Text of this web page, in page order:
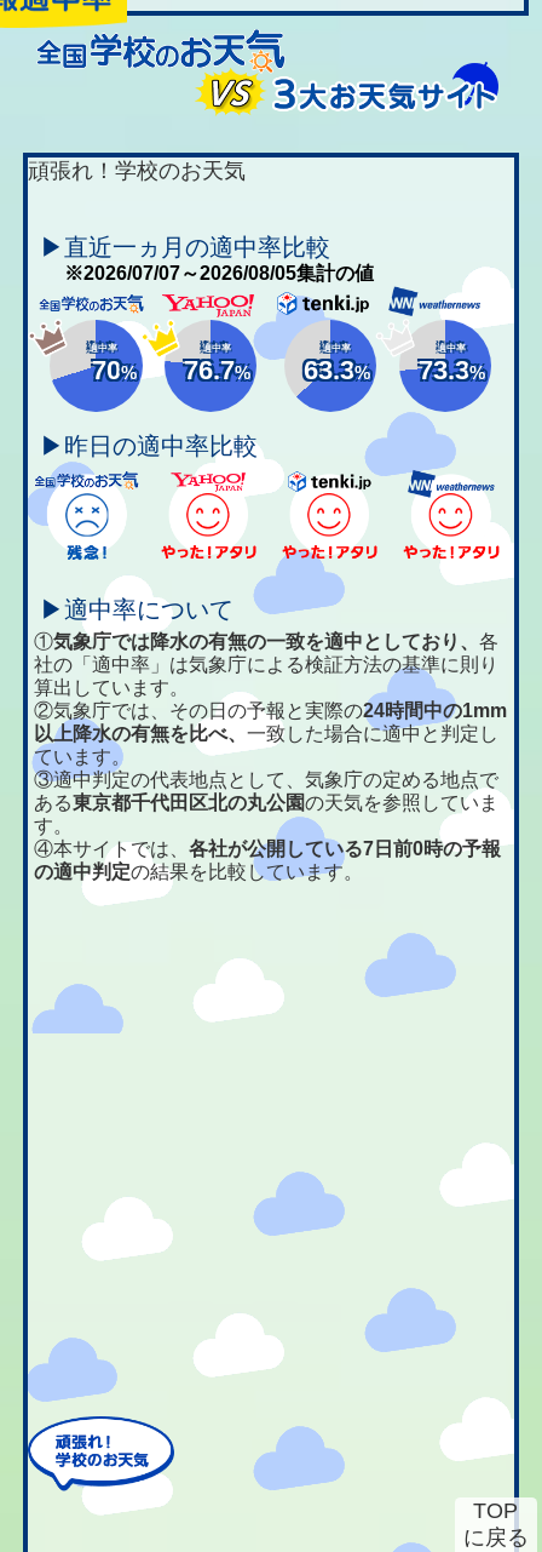
頑張れ！学校のお天気
▶直近一ヵ月の適中率比較
※2026/07/07～2026/08/05集計の値
適中率
70%
適中率
76.7%
適中率
63.3%
適中率
73.3%
▶昨日の適中率比較
▶適中率について
①気象庁では降水の有無の一致を適中としており、各
社の「適中率」は気象庁による検証方法の基準に則り
算出しています。
②気象庁では、その日の予報と実際の24時間中の1mm
以上降水の有無を比べ、一致した場合に適中と判定し
ています。
③適中判定の代表地点として、気象庁の定める地点で
ある東京都千代田区北の丸公園の天気を参照していま
す。
④本サイトでは、各社が公開している7日前0時の予報
の適中判定の結果を比較しています。
TOP
に戻る